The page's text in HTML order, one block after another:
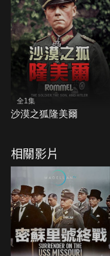
全1集
沙漠之狐隆美爾
相關影片